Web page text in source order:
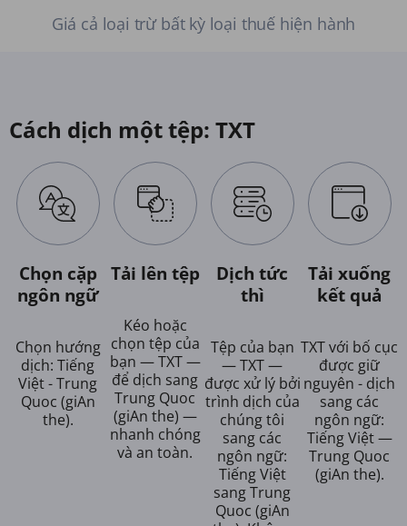
Giá cả loại trừ bất kỳ loại thuế hiện hành
Cách dịch một tệp: TXT
Chọn cặp
ngôn ngữ
Chọn hướng
dịch: Tiếng
Việt - Trung
Quoc (giAn
the).
Tải lên tệp
Kéo hoặc
chọn tệp của
bạn — TXT —
để dịch sang
Trung Quoc
(giAn the) —
nhanh chóng
và an toàn.
Dịch tức
thì
Tệp của bạn
— TXT —
được xử lý bởi
trình dịch của
chúng tôi
sang các
ngôn ngữ:
Tiếng Việt
sang Trung
Quoc (giAn
Tải xuống
kết quả
TXT với bố cục
được giữ
nguyên - dịch
sang các
ngôn ngữ:
Tiếng Việt —
Trung Quoc
(giAn the).